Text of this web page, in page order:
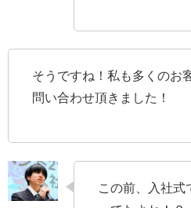
そうですね！私も多くのお
問い合わせ頂きました！
この前、入社式